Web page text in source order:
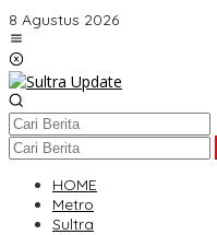
Lewati
ke
konten
8 Agustus 2026
HOME
Metro
Sultra